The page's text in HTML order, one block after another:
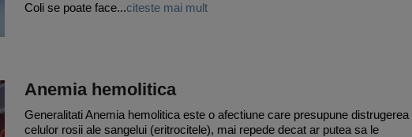
Coli se poate face...citeste mai mult
Anemia hemolitica
Generalitati Anemia hemolitica este o afectiune care presupune distrugerea
celulor rosii ale sangelui (eritrocitele), mai repede decat ar putea sa le